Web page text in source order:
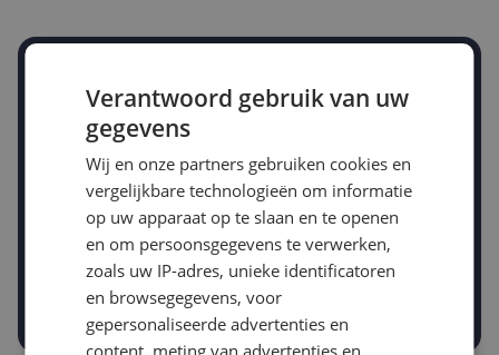
Krijg een seintje zodra de prijs zakt
Jouw e-mailadres
Gewenste daling of bedrag
-10% -15%
Gewenste prijs
€
Prijsalert aanzetten
Verantwoord gebruik van uw
gegevens
Wij en onze partners gebruiken cookies en
vergelijkbare technologieën om informatie
op uw apparaat op te slaan en te openen
en om persoonsgegevens te verwerken,
zoals uw IP-adres, unieke identificatoren
en browsegegevens, voor
gepersonaliseerde advertenties en
content, meting van advertenties en